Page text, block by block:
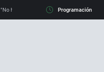
"No hay mafias, que no nos engañen":
Programación